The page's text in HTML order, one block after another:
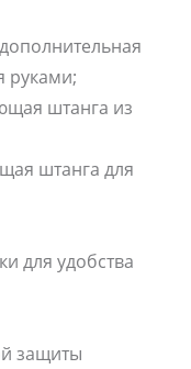
руками;
штанга из
штанга для
для удобства
защиты